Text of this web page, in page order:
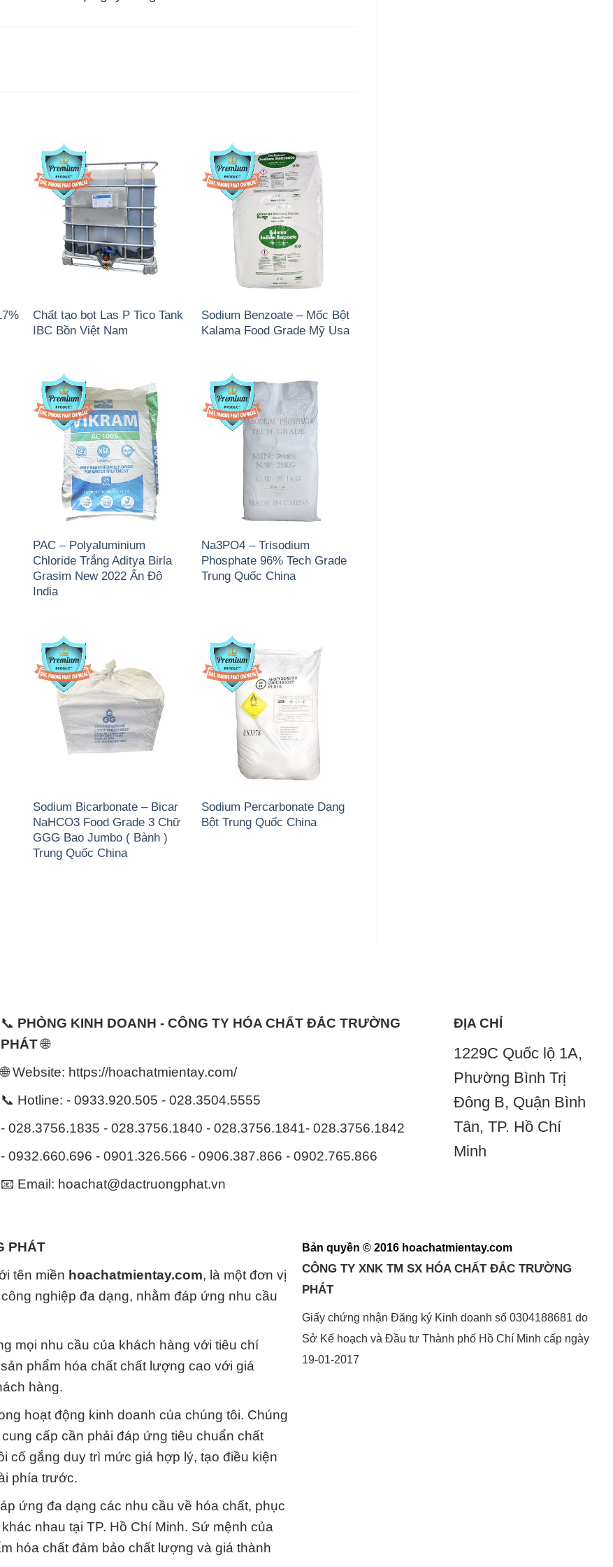
Chất tạo bọt Las P Tico Tank
IBC Bồn Việt Nam
Sodium Benzoate – Mốc Bột
Kalama Food Grade Mỹ Usa
PAC – Polyaluminium
Chloride Trắng Aditya Birla
Grasim New 2022 Ấn Độ
India
Na3PO4 – Trisodium
Phosphate 96% Tech Grade
Trung Quốc China
Sodium Bicarbonate – Bicar
NaHCO3 Food Grade 3 Chữ
GGG Bao Jumbo ( Bành )
Trung Quốc China
Sodium Percarbonate Dạng
Bột Trung Quốc China
📞 PHÒNG KINH DOANH - CÔNG TY HÓA CHẤT ĐẮC TRƯỜNG
PHÁT🌐
🌐 Website: https://hoachatmientay.com/
📞 Hotline: - 0933.920.505 - 028.3504.5555
- 028.3756.1835 - 028.3756.1840 - 028.3756.1841- 028.3756.1842
- 0932.660.696 - 0901.326.566 - 0906.387.866 - 0902.765.866
📧 Email: hoachat@dactruongphat.vn
ĐỊA CHỈ
1229C Quốc lộ 1A,
Phường Bình Trị
Đông B, Quận Bình
Tân, TP. Hồ Chí
Minh
PHÁT
tên miền hoachatmientay.com, là một đơn vị
nghiệp đa dạng, nhằm đáp ứng nhu cầu
mọi nhu cầu của khách hàng với tiêu chí
phẩm hóa chất chất lượng cao với giá
hàng.
hoạt động kinh doanh của chúng tôi. Chúng
cấp cần phải đáp ứng tiêu chuẩn chất
cố gắng duy trì mức giá hợp lý, tạo điều kiện
phía trước.
ứng đa dạng các nhu cầu về hóa chất, phục
nhau tại TP. Hồ Chí Minh. Sứ mệnh của
hóa chất đảm bảo chất lượng và giá thành
Bản quyền © 2016 hoachatmientay.com
CÔNG TY XNK TM SX HÓA CHẤT ĐẮC TRƯỜNG
PHÁT
Giấy chứng nhận Đăng ký Kinh doanh số 0304188681 do
Sở Kế hoạch và Đầu tư Thành phố Hồ Chí Minh cấp ngày
19-01-2017